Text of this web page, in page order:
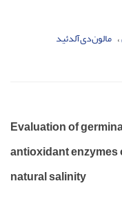
مالون‌دی‌آلدئید
Evaluation of
antioxidant
natural salinity